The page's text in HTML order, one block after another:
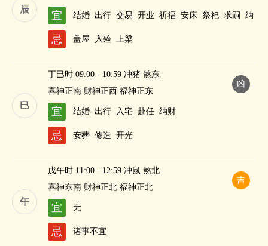
辰
宜 结婚 出行 交易 开业 祈福 安床 祭祀 求嗣
纳
财
忌 盖屋 入殓 上梁
巳
凶
丁巳时 09:00 - 10:59 冲猪 煞东
喜神正南 财神正西 福神正东
宜 结婚 出行 入宅 赴任 纳财
忌 安葬 修造 开光
午
吉
戊午时 11:00 - 12:59 冲鼠 煞北
喜神东南 财神正北 福神正北
宜 无
忌 诸事不宜